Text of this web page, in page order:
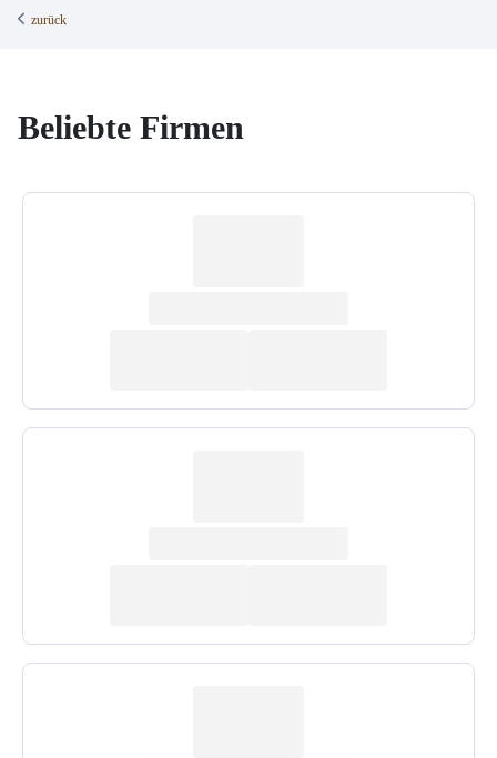
zurück
Beliebte Firmen